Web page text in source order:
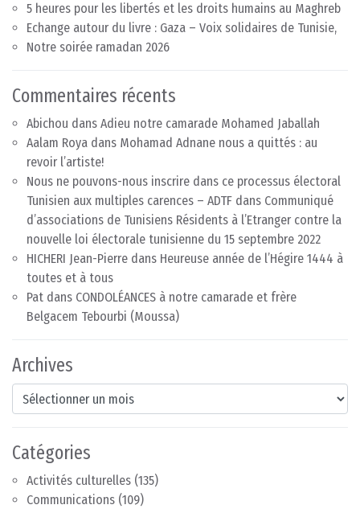
5 heures pour les libertés et les droits humains au Maghreb
Echange autour du livre : Gaza – Voix solidaires de Tunisie,
Notre soirée ramadan 2026
Commentaires récents
Abichou dans Adieu notre camarade Mohamed Jaballah
Aalam Roya dans Mohamad Adnane nous a quittés : au
revoir l’artiste!
Nous ne pouvons-nous inscrire dans ce processus électoral
Tunisien aux multiples carences – ADTF dans Communiqué
d’associations de Tunisiens Résidents à l’Etranger contre la
nouvelle loi électorale tunisienne du 15 septembre 2022
HICHERI Jean-Pierre dans Heureuse année de l’Hégire 1444 à
toutes et à tous
Pat dans CONDOLÉANCES à notre camarade et frère
Belgacem Tebourbi (Moussa)
Archives
Archives
Catégories
Activités culturelles (135)
Communications (109)